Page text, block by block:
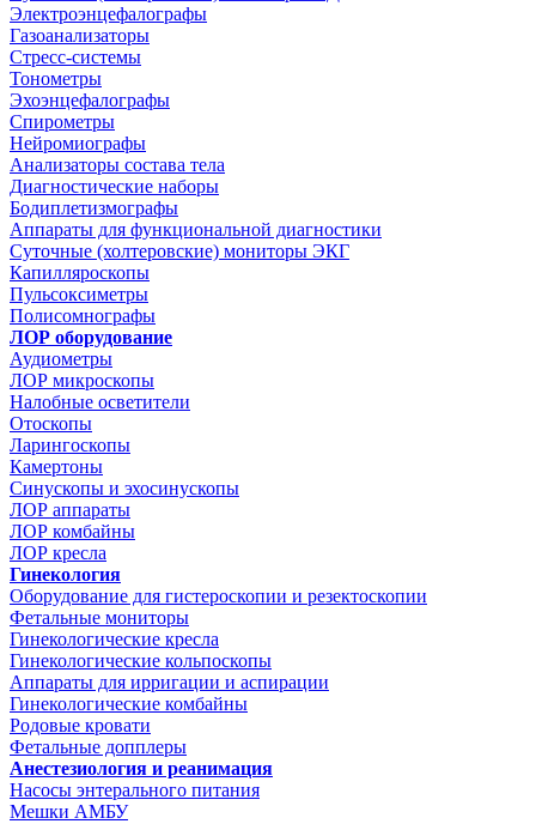
Электроэнцефалографы
Газоанализаторы
Стресс-системы
Тонометры
Эхоэнцефалографы
Спирометры
Нейромиографы
Анализаторы состава тела
Диагностические наборы
Бодиплетизмографы
Аппараты для функциональной диагностики
Суточные (холтеровские) мониторы ЭКГ
Капилляроскопы
Пульсоксиметры
Полисомнографы
ЛОР оборудование
Аудиометры
ЛОР микроскопы
Налобные осветители
Отоскопы
Ларингоскопы
Камертоны
Синускопы и эхосинускопы
ЛОР аппараты
ЛОР комбайны
ЛОР кресла
Гинекология
Оборудование для гистероскопии и резектоскопии
Фетальные мониторы
Гинекологические кресла
Гинекологические кольпоскопы
Аппараты для ирригации и аспирации
Гинекологические комбайны
Родовые кровати
Фетальные допплеры
Анестезиология и реанимация
Насосы энтерального питания
Мешки АМБУ